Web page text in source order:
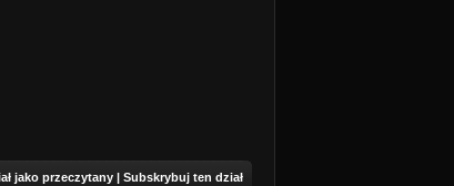
jako przeczytany | Subskrybuj ten dział